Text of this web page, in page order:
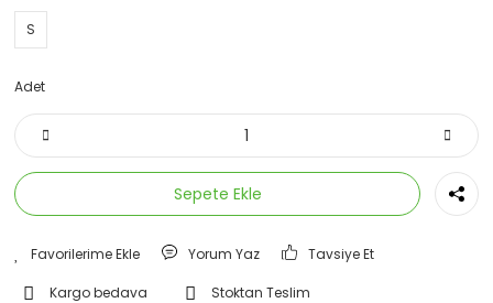
S
Adet
Sepete Ekle
Yorum Yaz Tavsiye Et
Kargo bedava Stoktan Teslim